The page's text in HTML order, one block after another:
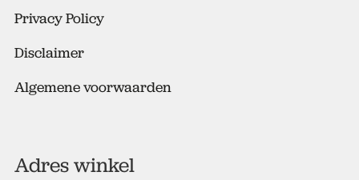
Privacy Policy
Disclaimer
Algemene voorwaarden
Adres winkel